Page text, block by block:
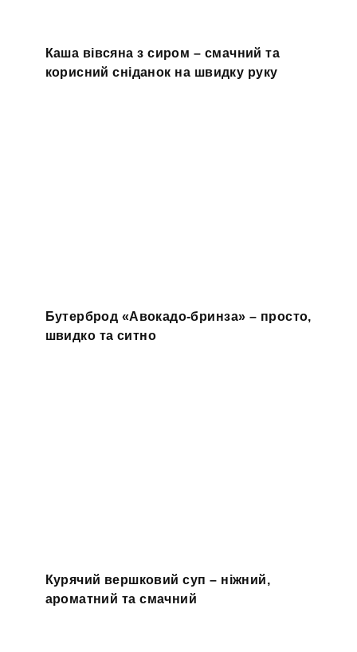
Каша вівсяна з сиром – смачний та
корисний сніданок на швидку руку
Бутерброд «Авокадо-бринза» – просто,
швидко та ситно
Курячий вершковий суп – ніжний,
ароматний та смачний